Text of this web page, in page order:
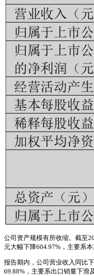
公司资产规模有所收缩。截至
元大幅下降604.97%，主要系
报告期内，公司营业收入同比
69.88%，主要系出口销量下滑